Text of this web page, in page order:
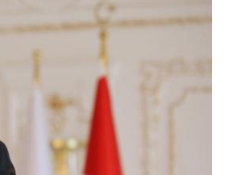
Kənan Doğulu, Beren Saat və daha 20
nəfər narkotikə görə saxlanılıb